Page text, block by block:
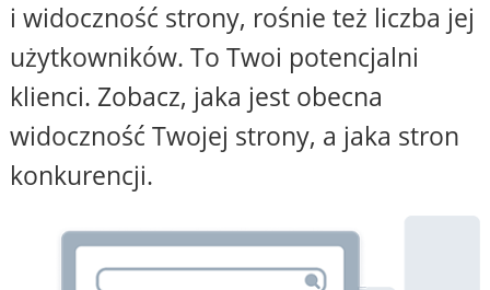
i widoczność strony, rośnie też liczba jej
użytkowników. To Twoi potencjalni
klienci. Zobacz, jaka jest obecna
widoczność Twojej strony, a jaka stron
konkurencji.